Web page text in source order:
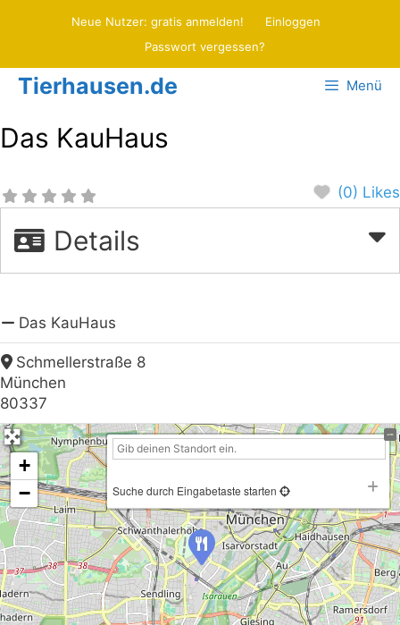
Neue Nutzer: gratis anmelden!
Einloggen
Passwort vergessen?
Tierhausen.de Menü
Das KauHaus
(0) Likes
Details
Das KauHaus
Schmellerstraße 8
München
80337
+
−
Suche durch Eingabetaste starten